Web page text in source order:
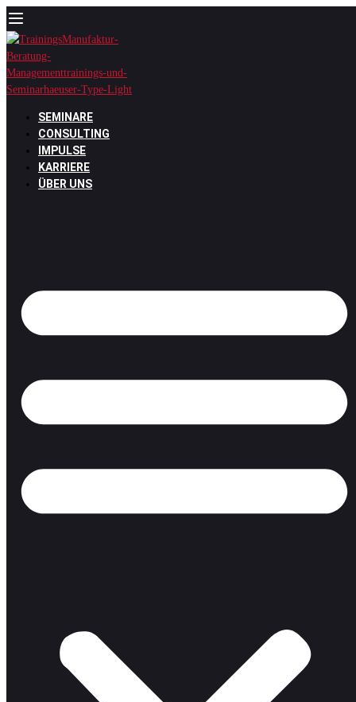
Zum
Inhalt
springen
SEMINARE
CONSULTING
IMPULSE
KARRIERE
ÜBER UNS